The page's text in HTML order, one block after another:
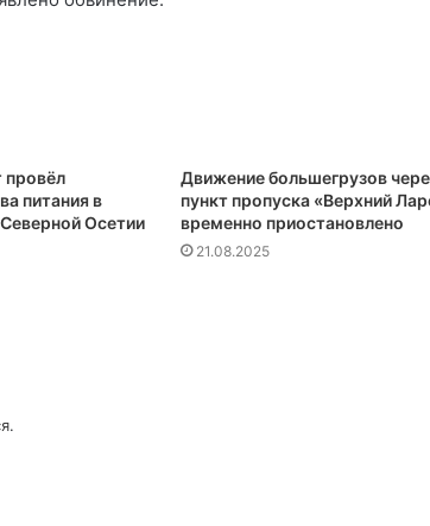
питания в
Осетии
Движение большегрузов
пункт пропуска «Верхний
временно приостановлено
21.08.2025
.